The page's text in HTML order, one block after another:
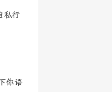
私行
你语